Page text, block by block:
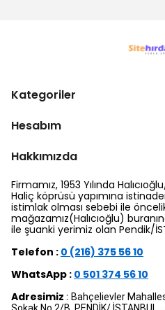
Kategoriler
Hesabım
Hakkımızda
Firmamız, 1953 Yılında
Haliç köprüsü yapımına
istimlak olması sebebi ile
mağazamız(Halıcıoğlu)
ile şuanki yerimiz olan Pendik/
Telefon : 0 (216) 375 56 10
WhatsApp : 0 501 374 56 10
Adresimiz : Bahçelievler